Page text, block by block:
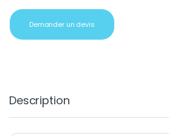
Demander un devis
Description